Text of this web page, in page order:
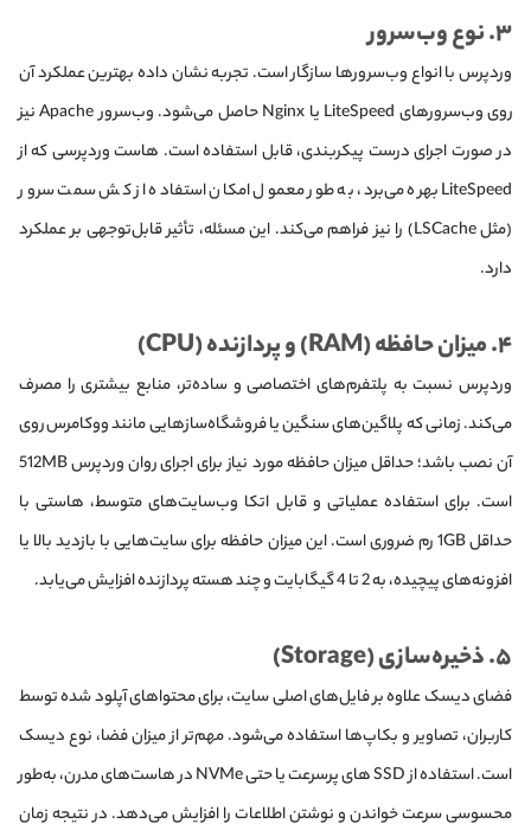
۳. نوع وب‌سرور
وردپرس با انواع وب‌سرورها سازگار است. تجربه نشان داده بهترین عملکرد آن
روی وب‌سرورهای LiteSpeed یا Nginx حاصل می‌شود. وب‌سرور Apache نیز
در صورت اجرای درست پیکربندی، قابل استفاده است. هاست وردپرسی که از
LiteSpeed بهره می‌برد، به طور معمول امکان استفاده از کش سمت سرور
(مثل LSCache) را نیز فراهم می‌کند. این مسئله، تأثیر قابل‌توجهی بر عملکرد
دارد.
۴. میزان حافظه (RAM) و پردازنده (CPU)
وردپرس نسبت به پلتفرم‌های اختصاصی و ساده‌تر، منابع بیشتری را مصرف
می‌کند. زمانی که پلاگین‌های سنگین یا فروشگاه‌سازهایی مانند ووکامرس روی
آن نصب باشد؛ حداقل میزان حافظه مورد نیاز برای اجرای روان وردپرس 512MB
است. برای استفاده عملیاتی و قابل اتکا وب‌سایت‎‌های متوسط، هاستی با
حداقل 1GB رم ضروری است. این میزان حافظه برای سایت‌هایی با بازدید بالا یا
افزونه‌های پیچیده، به 2 تا 4 گیگابایت و چند هسته پردازنده افزایش می‌یابد.
۵. ذخیره‌سازی (Storage)
فضای دیسک علاوه بر فایل‌های اصلی سایت، برای محتواهای آپلود شده توسط
کاربران، تصاویر و بکاپ‌ها استفاده می‌شود. مهم‌تر از میزان فضا، نوع دیسک
است. استفاده از SSD های پرسرعت یا حتی NVMe در هاست‌های مدرن، به‌طور
محسوسی سرعت خواندن و نوشتن اطلاعات را افزایش می‌دهد. در نتیجه زمان